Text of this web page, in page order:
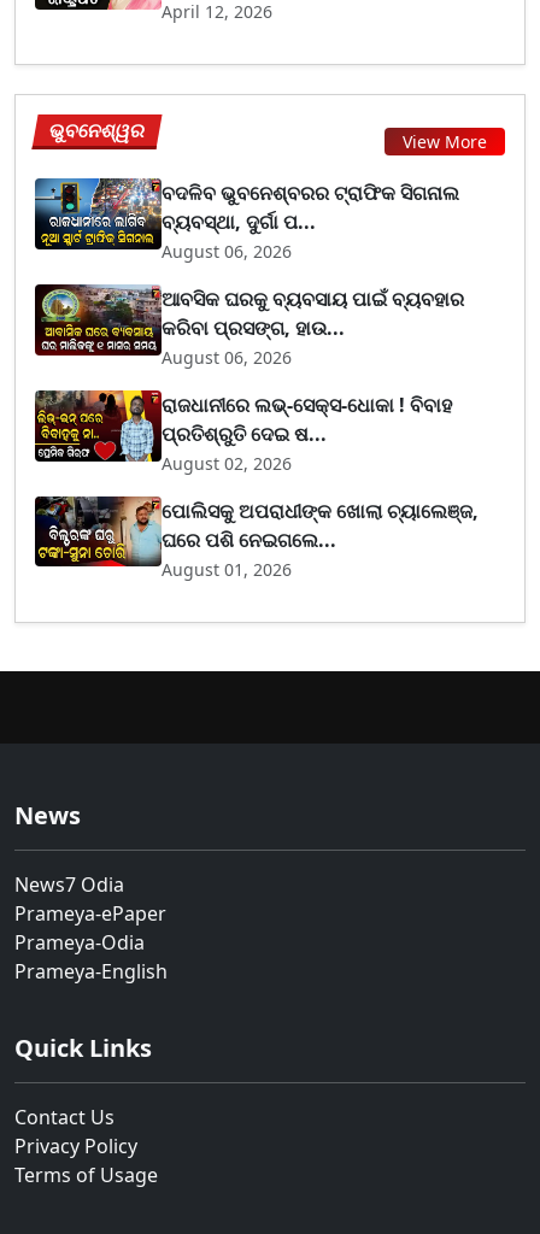
April 12, 2026
ଭୁବନେଶ୍ୱର View More
ବଦଳିବ ଭୁବନେଶ୍ବରର ଟ୍ରାଫିକ ସିଗନାଲ
ବ୍ୟବସ୍ଥା, ଦୁର୍ଗା ପ...
August 06, 2026
ଆବସିକ ଘରକୁ ବ୍ୟବସାୟ ପାଇଁ ବ୍ୟବହାର
କରିବା ପ୍ରସଙ୍ଗ, ହାଉ...
August 06, 2026
ରାଜଧାନୀରେ ଲଭ୍-ସେକ୍ସ-ଧୋକା ! ବିବାହ
ପ୍ରତିଶ୍ରୁତି ଦେଇ ଷ...
August 02, 2026
ପୋଲିସକୁ ଅପରାଧୀଙ୍କ ଖୋଲା ଚ୍ୟାଲେଞ୍ଜ,
ଘରେ ପଶି ନେଇଗଲେ...
August 01, 2026
News
News7 Odia
Prameya-ePaper
Prameya-Odia
Prameya-English
Quick Links
Contact Us
Privacy Policy
Terms of Usage